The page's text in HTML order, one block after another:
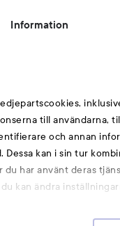
Information
till användarna,
och annan
kan i sin tur
har använt deras
kan ändra
of the World
gillar